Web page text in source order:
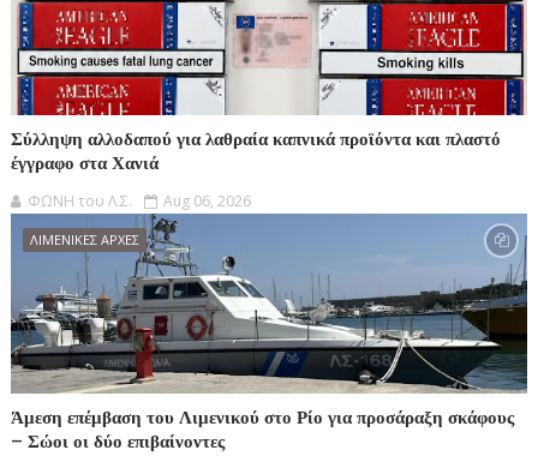
Σύλληψη αλλοδαπού για λαθραία καπνικά προϊόντα και πλαστό
έγγραφο στα Χανιά
ΦΩΝΗ του Λ.Σ. Aug 06, 2026
ΛΙΜΕΝΙΚΕΣ ΑΡΧΕΣ
Άμεση επέμβαση του Λιμενικού στο Ρίο για προσάραξη σκάφους
– Σώοι οι δύο επιβαίνοντες